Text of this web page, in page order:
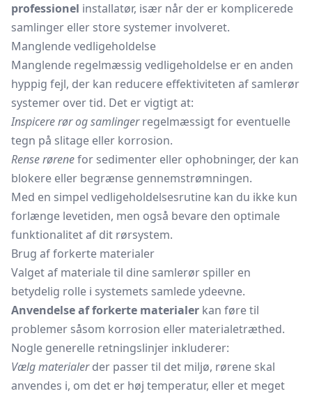
professionel installatør, især når der er komplicerede
samlinger eller store systemer involveret.
Manglende vedligeholdelse
Manglende regelmæssig vedligeholdelse er en anden
hyppig fejl, der kan reducere effektiviteten af samlerør
systemer over tid. Det er vigtigt at:
Inspicere rør og samlingerregelmæssigt for eventuelle
tegn på slitage eller korrosion.
Rense rørenefor sedimenter eller ophobninger, der kan
blokere eller begrænse gennemstrømningen.
Med en simpel vedligeholdelsesrutine kan du ikke kun
forlænge levetiden, men også bevare den optimale
funktionalitet af dit rørsystem.
Brug af forkerte materialer
Valget af materiale til dine samlerør spiller en
betydelig rolle i systemets samlede ydeevne.
Anvendelse af forkerte materialer kan føre til
problemer såsom korrosion eller materialetræthed.
Nogle generelle retningslinjer inkluderer:
Vælg materialerder passer til det miljø, rørene skal
anvendes i, om det er høj temperatur, eller et meget